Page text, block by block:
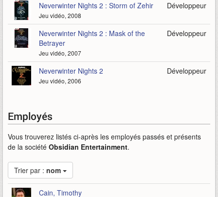
Neverwinter Nights 2 : Storm of Zehir
Jeu vidéo, 2008
Développeur
Neverwinter Nights 2 : Mask of the
Betrayer
Jeu vidéo, 2007
Développeur
Neverwinter Nights 2
Jeu vidéo, 2006
Développeur
Employés
Vous trouverez listés ci-après les employés passés et présents
de la société Obsidian Entertainment.
Trier par : nom
Cain, Timothy